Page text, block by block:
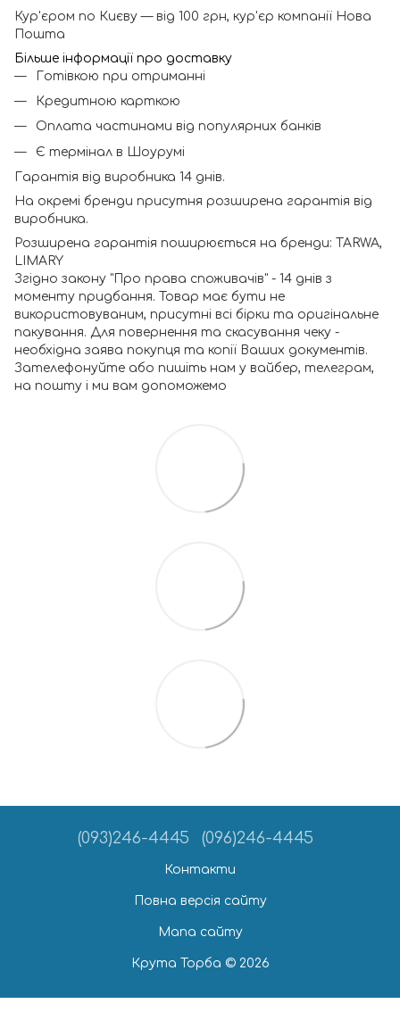
Кур'єром по Києву — від 100 грн, кур'єр компанії Нова
Пошта
Більше інформації про доставку
Готівкою при отриманні
Кредитною карткою
Оплата частинами від популярних банків
Є термінал в Шоурумі
Гарантія від виробника 14 днів.
На окремі бренди присутня розширена гарантія від
виробника.
Розширена гарантія поширюється на бренди: TARWA,
LIMARY
Згідно закону "Про права споживачів" - 14 днів з
моменту придбання. Товар має бути не
використовуваним, присутні всі бірки та оригінальне
пакування. Для повернення та скасування чеку -
необхідна заява покупця та копії Ваших документів.
Зателефонуйте або пишіть нам у вайбер, телеграм,
на пошту і ми вам допоможемо
(093)246-4445 (096)246-4445
Контакти
Повна версія сайту
Мапа сайту
Крута Торба © 2026